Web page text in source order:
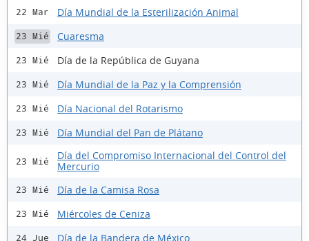
22 Mar Día Mundial de la Esterilización Animal
23 Mié Cuaresma
23 Mié Día de la República de Guyana
23 Mié Día Mundial de la Paz y la Comprensión
23 Mié Día Nacional del Rotarismo
23 Mié Día Mundial del Pan de Plátano
23 Mié
Día del Compromiso Internacional del Control del
Mercurio
23 Mié Día de la Camisa Rosa
23 Mié Miércoles de Ceniza
24 Jue Día de la Bandera de México